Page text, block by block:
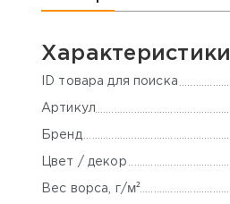
Характеристики
ID товара для поиска
Артикул
Бренд
Цвет / декор
Вес ворса, г/м²